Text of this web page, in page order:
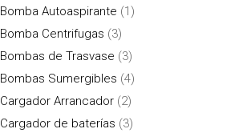
Bomba Autoaspirante (1)
Bomba Centrifugas (3)
Bombas de Trasvase (3)
Bombas Sumergibles (4)
Cargador Arrancador (2)
Cargador de baterías (3)